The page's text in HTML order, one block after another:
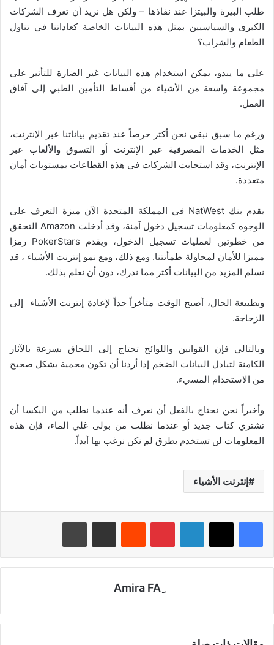
طلب البيرة والبيتزا عند نفاذها – ولكن هل نريد أن تعرف الشركات
الكبرى والسياسيين بمثل هذه البيانات الخاصة كعاداتنا في تناول
الطعام والشراب؟
على ما يبدو، يمكن استخدام هذه البيانات غير الضارة للتأثير على
مجموعة واسعة من الأشياء من أقساط التأمين الطبي إلى آفاق
العمل.
ورغم ما سبق نبقى نحن أكثر حرصاً عند تقديم بياناتنا عبر الإنترنت،
مثل الخدمات المصرفية عبر الإنترنت أو التسوق والألعاب عبر
الإنترنت، وقد استجابت الشركات في هذه القطاعات بمستويات أمان
متعددة.
يقدم بنك NatWest في المملكة المتحدة الآن ميزة التعرف على
الوجوه كمعلومات تسجيل دخول آمنة، وقد أدخلت Amazon التحقق
من خطوتين لعمليات تسجيل الدخول، ويقدم PokerStars رمزا
مميزا للأمان لمحاولة طمأنتنا. ومع ذلك، ومع نمو إنترنت الأشياء ، قد
نسلم المزيد من البيانات أكثر مما ندرك، دون أن نعلم بذلك.
وبطبيعة الحال، أصبح الوقت متأخراً جداً لإعادة إنترنت الأشياء إلى
الزجاجة.
وبالتالي فإن القوانين واللوائح تحتاج إلى اللحاق بسرعة بالآثار
الكامنة لتبادل البيانات الضخم إذا أردنا أن تكون محمية بشكل صحيح
من الاستخدام المسيء.
وأخيراً نحن نحتاج بالفعل أن نعرف أنه عندما نطلب من اليكسا أن
تشتري كتاب جديد أو عندما نطلب من بولى غلي الماء، فإن هذه
المعلومات لن تستخدم بطرق لم نكن نرغب بها أبداً.
إنترنت الأشياء
لينكدإن بينتيريست